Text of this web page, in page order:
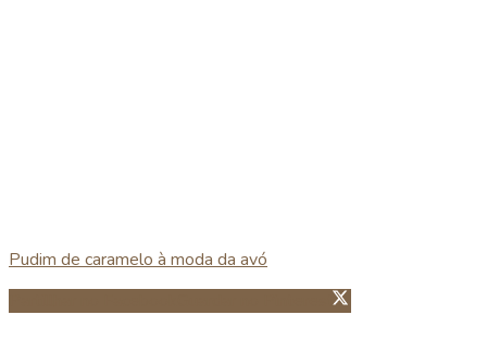
Pudim de caramelo à moda da avó
Guardar no Pinterest